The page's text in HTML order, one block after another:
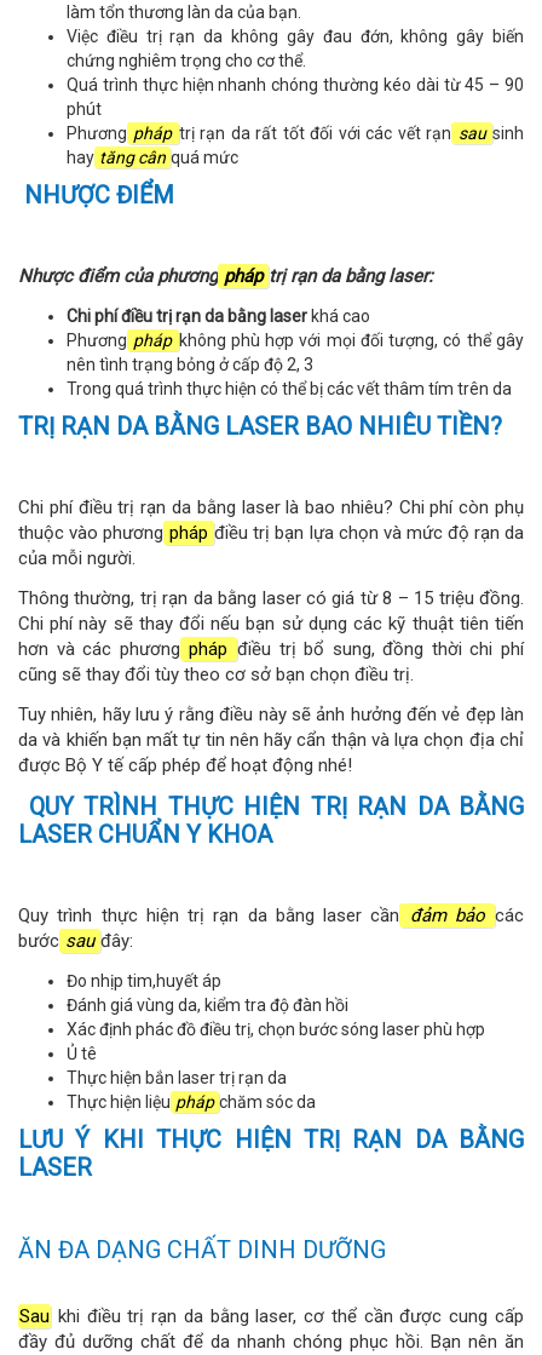
làm tổn thương làn da của bạn.
Việc điều trị rạn da không gây đau đớn, không gây biến
chứng nghiêm trọng cho cơ thể.
Quá trình thực hiện nhanh chóng thường kéo dài từ 45 – 90
phút
Phương pháp trị rạn da rất tốt đối với các vết rạn sau sinh
hay tăng cân quá mức
NHƯỢC ĐIỂM
Nhược điểm của phương pháp trị rạn da bằng laser:
Chi phí điều trị rạn da bằng laser khá cao
Phương pháp không phù hợp với mọi đối tượng, có thể gây
nên tình trạng bỏng ở cấp độ 2, 3
Trong quá trình thực hiện có thể bị các vết thâm tím trên da
TRỊ RẠN DA BẰNG LASER BAO NHIÊU TIỀN?
Chi phí điều trị rạn da bằng laser là bao nhiêu? Chi phí còn phụ
thuộc vào phương pháp điều trị bạn lựa chọn và mức độ rạn da
của mỗi người.
Thông thường, trị rạn da bằng laser có giá từ 8 – 15 triệu đồng.
Chi phí này sẽ thay đổi nếu bạn sử dụng các kỹ thuật tiên tiến
hơn và các phương pháp điều trị bổ sung, đồng thời chi phí
cũng sẽ thay đổi tùy theo cơ sở bạn chọn điều trị.
Tuy nhiên, hãy lưu ý rằng điều này sẽ ảnh hưởng đến vẻ đẹp làn
da và khiến bạn mất tự tin nên hãy cẩn thận và lựa chọn địa chỉ
được Bộ Y tế cấp phép để hoạt động nhé!
QUY TRÌNH THỰC HIỆN TRỊ RẠN DA BẰNG
LASER CHUẨN Y KHOA
Quy trình thực hiện trị rạn da bằng laser cần đảm bảo các
bước sauđây:
Đo nhịp tim,huyết áp
Đánh giá vùng da, kiểm tra độ đàn hồi
Xác định phác đồ điều trị, chọn bước sóng laser phù hợp
Ủ tê
Thực hiện bắn laser trị rạn da
Thực hiện liệu phápchăm sóc da
LƯU Ý KHI THỰC HIỆN TRỊ RẠN DA BẰNG
LASER
ĂN ĐA DẠNG CHẤT DINH DƯỠNG
Sau khi điều trị rạn da bằng laser, cơ thể cần được cung cấp
đầy đủ dưỡng chất để da nhanh chóng phục hồi. Bạn nên ăn